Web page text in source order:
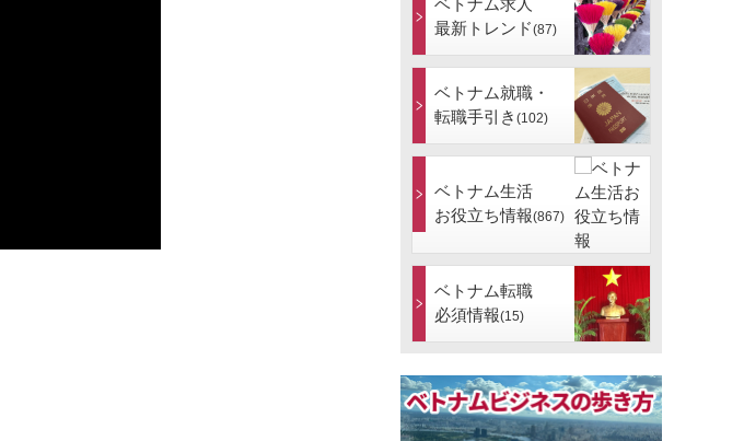
最新トレンド(87)
ベトナム就職・
転職手引き (102)
ベトナム生活
お役立ち情報(867)
ベトナム転職
必須情報(15)